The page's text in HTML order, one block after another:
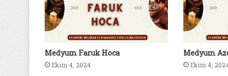
Medyum Faruk Hoca
Ekim 4, 2024
Medyum
Ekim 4,